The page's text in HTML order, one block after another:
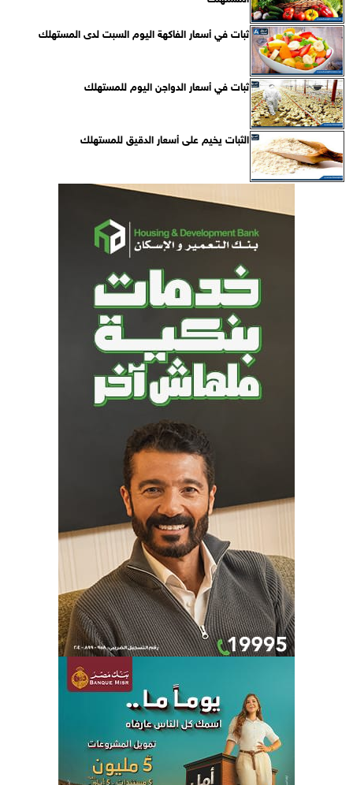
ثبات في أسعار الفاكهة اليوم السبت لدى المستهلك
ثبات في أسعار الدواجن اليوم للمستهلك
الثبات يخيم على أسعار الدقيق للمستهلك